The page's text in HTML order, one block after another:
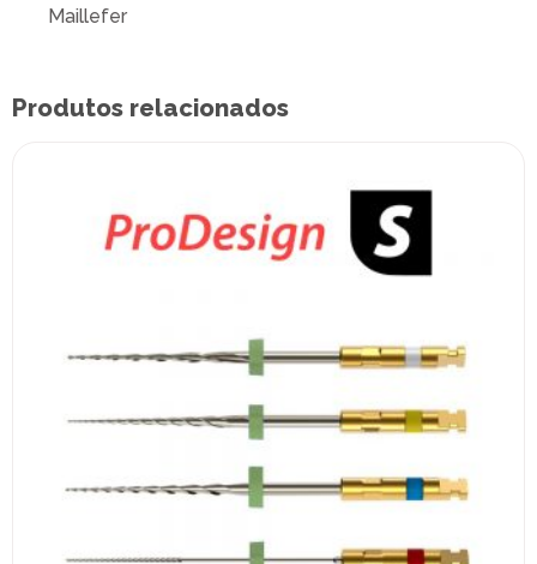
Maillefer
Produtos relacionados